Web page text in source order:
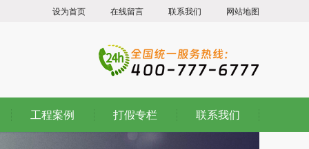
网站地图
联系我们
在线留言
设为首页
工程案例 打假专栏 联系我们